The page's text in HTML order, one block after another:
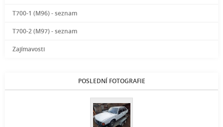
T700-1 (M96) - seznam
T700-2 (M97) - seznam
Zajímavosti
POSLEDNÍ FOTOGRAFIE